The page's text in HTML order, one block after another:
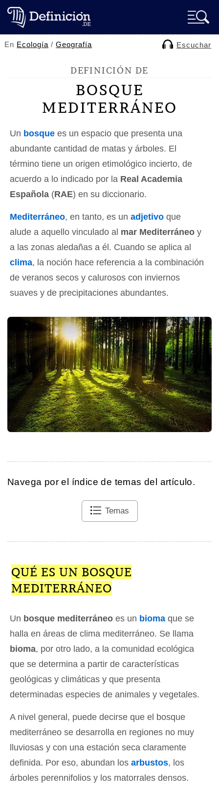
En Ecología /Geografía Escuchar
DEFINICIÓN DE
BOSQUE
MEDITERRÁNEO
Un bosque es un espacio que presenta una
abundante cantidad de matas y árboles. El
término tiene un origen etimológico incierto, de
acuerdo a lo indicado por la Real Academia
Española (RAE) en su diccionario.
Mediterráneo, en tanto, es un adjetivo que
alude a aquello vinculado al mar Mediterráneo y
a las zonas aledañas a él. Cuando se aplica al
clima, la noción hace referencia a la combinación
de veranos secos y calurosos con inviernos
suaves y de precipitaciones abundantes.
Navega por el índice de temas del artículo.
Temas
QUÉ ES UN BOSQUE
MEDITERRÁNEO
Un bosque mediterráneo es un bioma que se
halla en áreas de clima mediterráneo. Se llama
bioma, por otro lado, a la comunidad ecológica
que se determina a partir de características
geológicas y climáticas y que presenta
determinadas especies de animales y vegetales.
A nivel general, puede decirse que el bosque
mediterráneo se desarrolla en regiones no muy
lluviosas y con una estación seca claramente
definida. Por eso, abundan los arbustos, los
árboles perennifolios y los matorrales densos.